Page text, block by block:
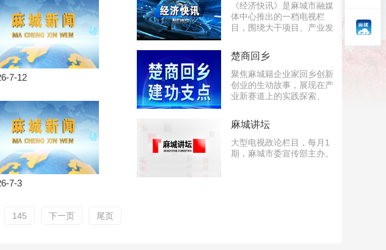
7-12
7-3
145 下一页 尾页
《经济快讯》是麻城市融媒
体中心推出的一档电视栏
目，围绕大干项目、产业发
楚商回乡
聚焦麻城籍企业家回乡创新
创业的生动故事，展现在产
业新赛道上的实践探索、
麻城讲坛
大型电视政论栏目，每月1
期，麻城市委宣传部主办。